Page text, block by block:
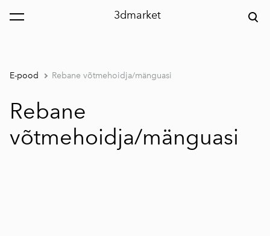
3dmarket
lisati ostukorvi. Vaata ostukorvi
E-pood Rebane võtmehoidja/mänguasi
Rebane
võtmehoidja/mänguasi